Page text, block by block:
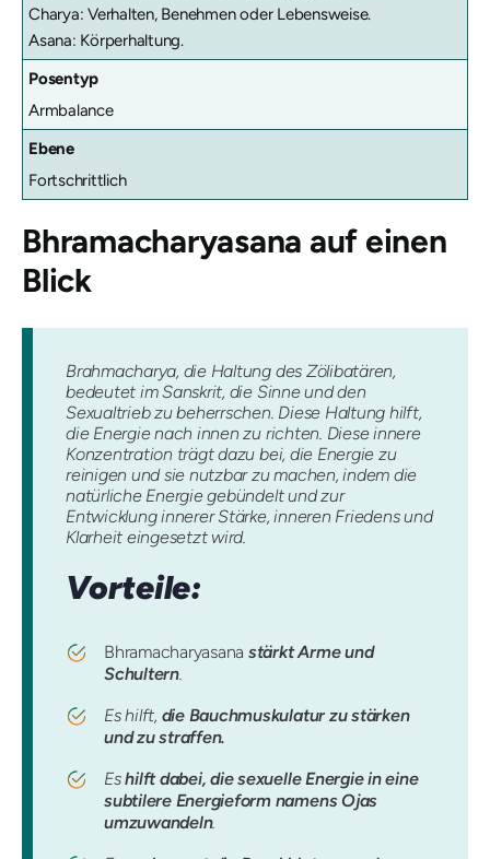
Charya: Verhalten, Benehmen oder Lebensweise.
Asana: Körperhaltung.
Posentyp
Armbalance
Ebene
Fortschrittlich
Bhramacharyasana auf einen
Blick
Brahmacharya, die Haltung des Zölibatären,
bedeutet im Sanskrit, die Sinne und den
Sexualtrieb zu beherrschen. Diese Haltung hilft,
die Energie nach innen zu richten. Diese innere
Konzentration trägt dazu bei, die Energie zu
reinigen und sie nutzbar zu machen, indem die
natürliche Energie gebündelt und zur
Entwicklung innerer Stärke, inneren Friedens und
Klarheit eingesetzt wird.
Vorteile:
Bhramacharyasana stärkt Arme und
Schultern.
Es hilft, die Bauchmuskulatur zu stärken
und zu straffen.
Eshilft dabei, die sexuelle Energie in eine
subtilere Energieform namens Ojas
umzuwandeln.